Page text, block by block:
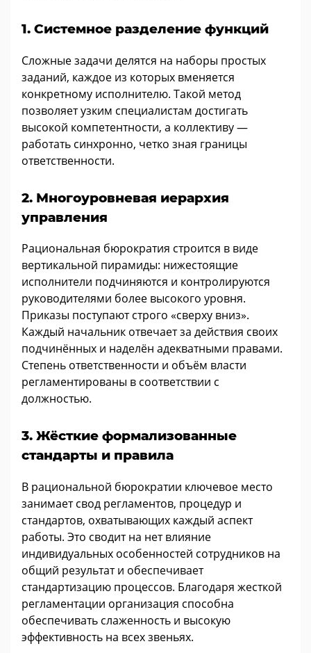
1. Системное разделение функций
Сложные задачи делятся на наборы простых
заданий, каждое из которых вменяется
конкретному исполнителю. Такой метод
позволяет узким специалистам достигать
высокой компетентности, а коллективу —
работать синхронно, четко зная границы
ответственности.
2. Многоуровневая иерархия
управления
Рациональная бюрократия строится в виде
вертикальной пирамиды: нижестоящие
исполнители подчиняются и контролируются
руководителями более высокого уровня.
Приказы поступают строго «сверху вниз».
Каждый начальник отвечает за действия своих
подчинённых и наделён адекватными правами.
Степень ответственности и объём власти
регламентированы в соответствии с
должностью.
3. Жёсткие формализованные
стандарты и правила
В рациональной бюрократии ключевое место
занимает свод регламентов, процедур и
стандартов, охватывающих каждый аспект
работы. Это сводит на нет влияние
индивидуальных особенностей сотрудников на
общий результат и обеспечивает
стандартизацию процессов. Благодаря жесткой
регламентации организация способна
обеспечивать слаженность и высокую
эффективность на всех звеньях.